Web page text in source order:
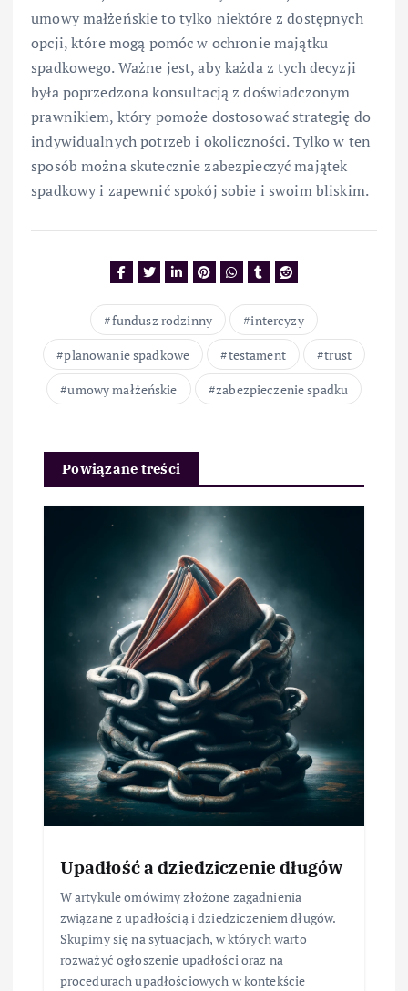
umowy małżeńskie to tylko niektóre z dostępnych
opcji, które mogą pomóc w ochronie majątku
spadkowego. Ważne jest, aby każda z tych decyzji
była poprzedzona konsultacją z doświadczonym
prawnikiem, który pomoże dostosować strategię do
indywidualnych potrzeb i okoliczności. Tylko w ten
sposób można skutecznie zabezpieczyć majątek
spadkowy i zapewnić spokój sobie i swoim bliskim.
fundusz rodzinny
intercyzy
planowanie spadkowe
testament
trust
umowy małżeńskie
zabezpieczenie spadku
Powiązane treści
Upadłość a dziedziczenie długów
W artykule omówimy złożone zagadnienia
związane z upadłością i dziedziczeniem długów.
Skupimy się na sytuacjach, w których warto
rozważyć ogłoszenie upadłości oraz na
procedurach upadłościowych w kontekście